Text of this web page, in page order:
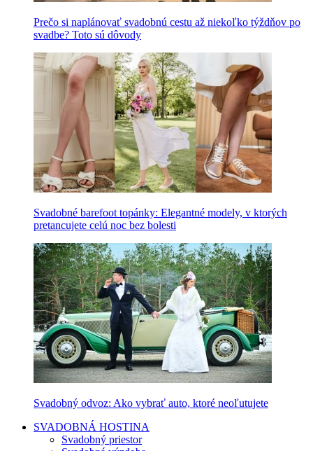
Prečo si naplánovať svadobnú cestu až niekoľko týždňov po
svadbe? Toto sú dôvody
Svadobné barefoot topánky: Elegantné modely, v ktorých
pretancujete celú noc bez bolesti
Svadobný odvoz: Ako vybrať auto, ktoré neoľutujete
SVADOBNÁ HOSTINA
Svadobný priestor